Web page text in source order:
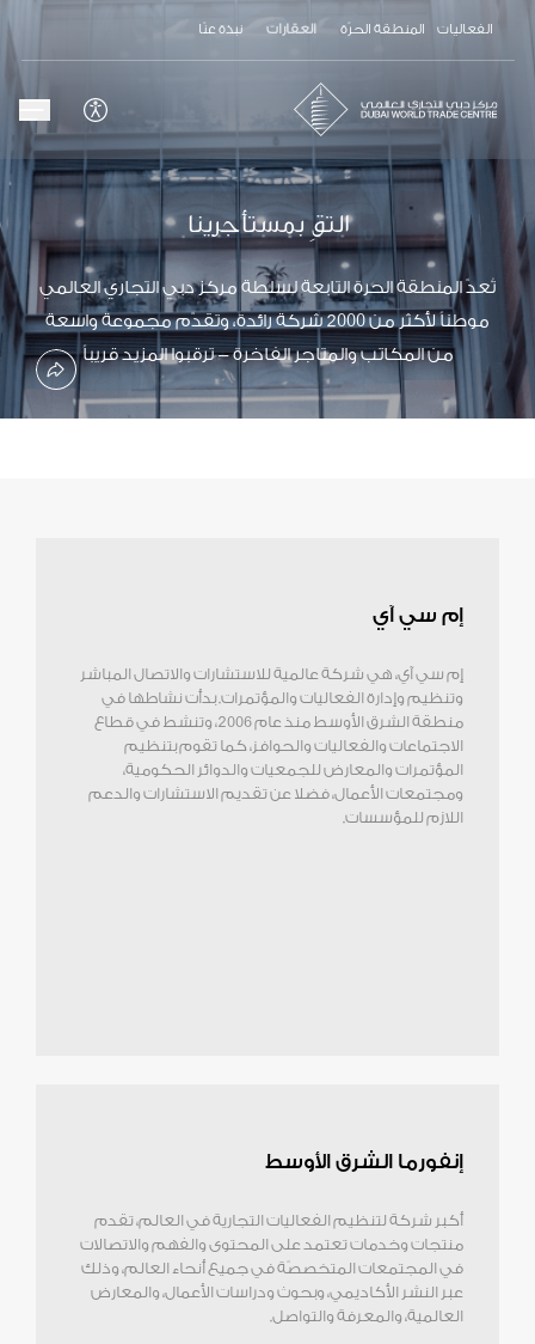
الفعاليات المنطقة الحرّة العقارات نبذة عنّا
التقِ بمستأجرينا
تُعدّ المنطقة الحرة التابعة لسلطة مركز دبي التجاري العالمي
موطناً لأكثر من 2000 شركة رائدة، وتقدّم مجموعة واسعة
من المكاتب والمتاجر الفاخرة - ترقبوا المزيد قريباً
إم سي آي
إم سي آي، هي شركة عالمية للاستشارات والاتصال المباشر
وتنظيم وإدارة الفعاليات والمؤتمرات. بدأت نشاطها في
منطقة الشرق الأوسط منذ عام 2006، وتنشط في قطاع
الاجتماعات والفعاليات والحوافز، كما تقوم بتنظيم
المؤتمرات والمعارض للجمعيات والدوائر الحكومية،
ومجتمعات الأعمال، فضلا عن تقديم الاستشارات والدعم
اللازم للمؤسسات.
إنفورما الشرق الأوسط
أكبر شركة لتنظيم الفعاليات التجارية في العالم، تقدم
منتجات وخدمات تعتمد على المحتوى والفهم والاتصالات
في المجتمعات المتخصصّة في جميع أنحاء العالم، وذلك
عبر النشر الأكاديمي، وبحوث ودراسات الأعمال، والمعارض
العالمية، والمعرفة والتواصل.